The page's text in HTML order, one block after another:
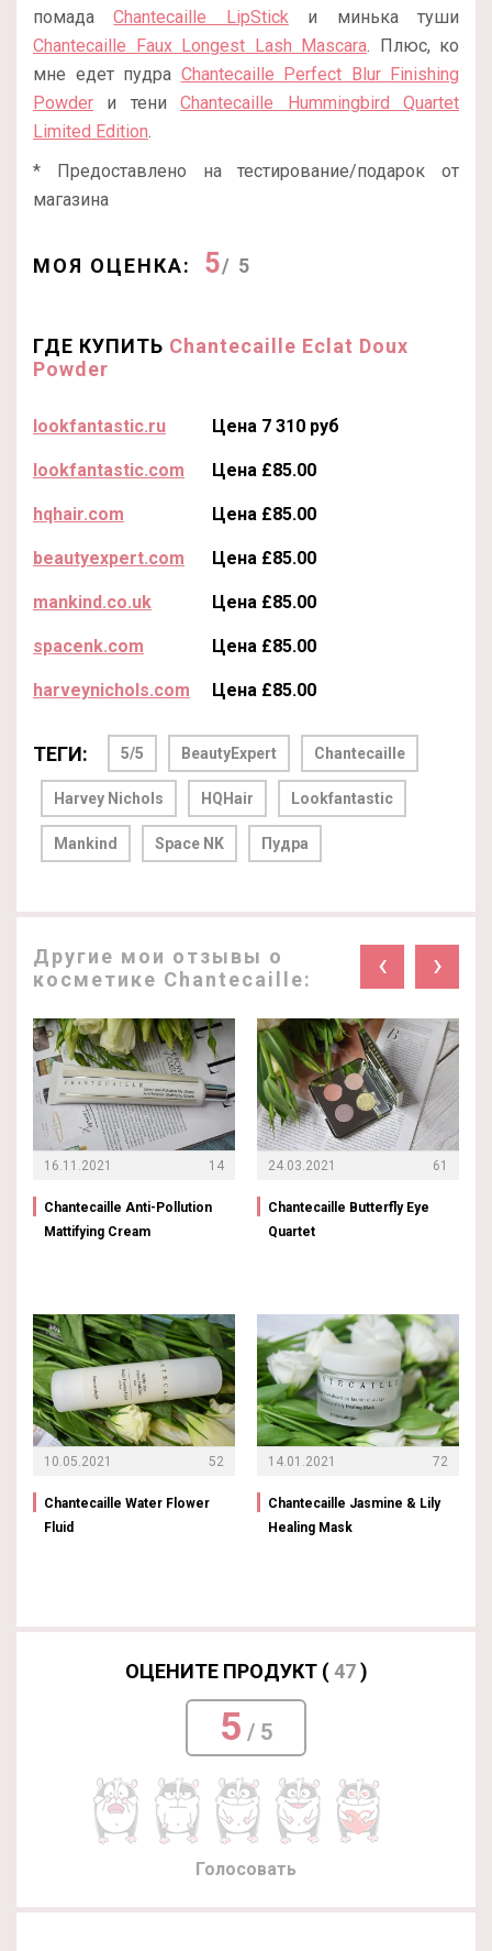
помадаChantecaille LipStick и минька туши
Chantecaille Faux Longest Lash Mascara. Плюс, ко
мне едет пудра Chantecaille Perfect Blur Finishing
Powder и тениChantecaille Hummingbird Quartet
Limited Edition.
* Предоставлено на тестирование/подарок от
магазина
МОЯ ОЦЕНКА: 5/ 5
ГДЕ КУПИТЬ Chantecaille Eclat Doux
Powder
lookfantastic.ru Цена 7 310 руб
lookfantastic.com Цена £85.00
hqhair.com Цена £85.00
beautyexpert.com Цена £85.00
mankind.co.uk Цена £85.00
spacenk.com Цена £85.00
harveynichols.com Цена £85.00
ТЕГИ: 5/5 BeautyExpert Chantecaille
Harvey Nichols HQHair Lookfantastic
Mankind Space NK Пудра
Другие мои отзывы о
косметике Chantecaille:
‹ ›
16.11.2021 14
Chantecaille Anti-Pollution
Mattifying Cream
10.05.2021 52
Chantecaille Water Flower
Fluid
24.03.2021 61
Chantecaille Butterfly Eye
Quartet
14.01.2021 72
Chantecaille Jasmine & Lily
Healing Mask
ОЦЕНИТЕ ПРОДУКТ (47)
5 / 5
Голосовать